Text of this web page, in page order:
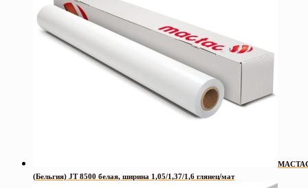
(Бельгия) JT 8500 белая, ширина 1,05/1,37/1,6 глянец/мат